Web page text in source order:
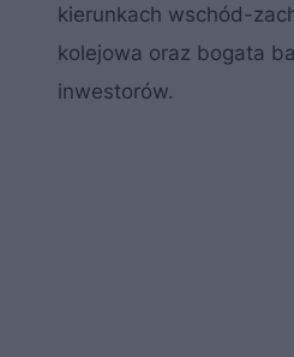
kierunkach wschód-
kolejowa oraz bogata
inwestorów.